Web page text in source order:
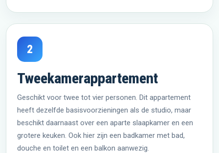
2
Tweekamerappartement
Geschikt voor twee tot vier personen. Dit appartement
heeft dezelfde basisvoorzieningen als de studio, maar
beschikt daarnaast over een aparte slaapkamer en een
grotere keuken. Ook hier zijn een badkamer met bad,
douche en toilet en een balkon aanwezig.